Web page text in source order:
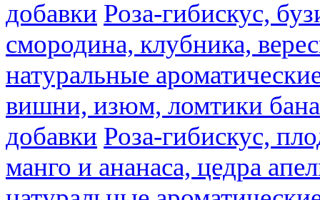
добавки Роза-гибискус,
смородина, клубника,
натуральные
вишни, изюм, ломтики
добавки Роза-гибискус,
манго и ананаса, цедра